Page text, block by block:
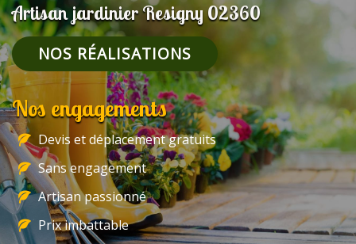
Artisan jardinier Resigny 02360
NOS RÉALISATIONS
Nos engagements
Devis et déplacement gratuits
Sans engagement
Artisan passionné
Prix imbattable